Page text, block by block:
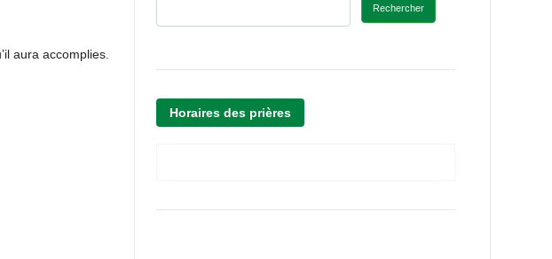
aura accomplies.
Rechercher
Horaires des prières